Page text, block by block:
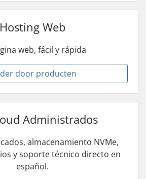
Hosting Web
web, fácil y rápida
door producten
Administrados
almacenamiento NVMe,
y soporte técnico directo en
español.